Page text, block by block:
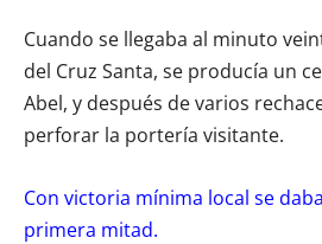
Cuando se llegaba al minuto
del Cruz Santa, se producía un
Abel, y después de varios
perforar la portería visitante.
Con victoria mínima local se
primera mitad.